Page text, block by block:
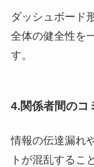
ダッシュボード
全体の健全性を
す。
4.関係者間のコ
情報の伝達漏れ
トが混乱するこ